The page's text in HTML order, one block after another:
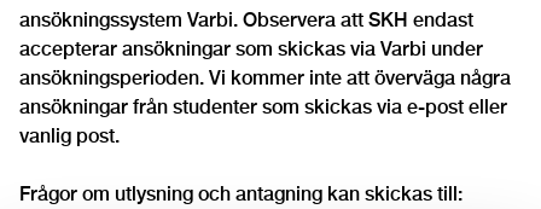
ansökningssystem Varbi. Observera att SKH endast
accepterar ansökningar som skickas via Varbi under
ansökningsperioden. Vi kommer inte att överväga några
ansökningar från studenter som skickas via e-post eller
vanlig post.
Frågor om utlysning och antagning kan skickas till: